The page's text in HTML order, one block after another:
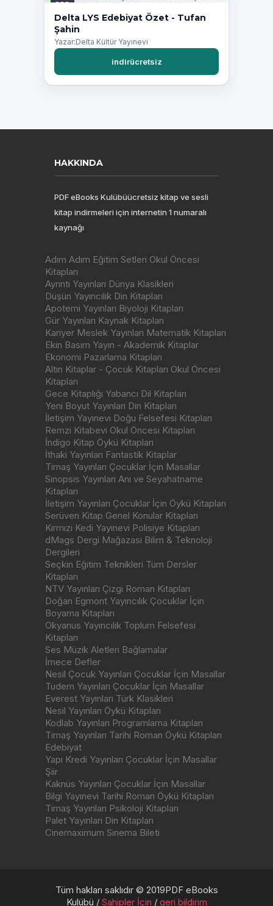
PDF
Delta LYS Edebiyat Özet - Tufan
Şahin
Yazar:Delta Kültür Yayınevi
indirücretsiz
HAKKINDA
PDF eBooks Kulübüücretsiz kitap ve sesli
kitap indirmeleri için internetin 1 numaralı
kaynağı
Adım Adım Eğitim Setleri Okul Öncesi
Kitapları
Ayrıntı Yayınları Dünya Klasikleri
Düşün Yayıncılık Din Kitapları
Apotemi Yayınları Biyoloji Kitapları
Gür Yayınları Kaynak Kitapları
Kariyer Meslek Yayınları Matematik Kitapları
Ekin Basım Yayın - Akademik Kitaplar
Ekonomi Pazarlama Kitapları
Altın Kitaplar - Çocuk Kitapları Okul Öncesi
Kitapları
Gece Kitaplığı Yabancı Dil Kitapları
Yeni Boyut Yayınları Din Kitapları
İletişim Yayınevi Doğu Felsefesi Kitapları
Remzi Kitabevi Okul Öncesi Kitapları
İndigo Kitap Öykü Kitapları
İthaki Yayınları Fantastik Kitaplar
Timaş Yayınları Çocuklar İçin Masallar
Sinopsis Yayınları Anı ve Seyahatname
Kitapları
İletişim Yayınları Çocuklar İçin Öykü Kitapları
Serüven Kitap Genel Konular Kitapları
Kırmızı Kedi Yayınevi Polisiye Kitapları
dMags Dergi Mağazası Bilim & Teknoloji
Dergileri
Seçkin Eğitim Teknikleri Tüm Dersler
Kitapları
NTV Yayınları Çizgi Roman Kitapları
Doğan Egmont Yayıncılık Çocuklar İçin
Boyama Kitapları
Okyanus Yayıncılık Toplum Felsefesi
Kitapları
Ses Müzik Aletleri Bağlamalar
İmece Defler
Nesil Çocuk Yayınları Çocuklar İçin Masallar
Tudem Yayınları Çocuklar İçin Masallar
Everest Yayınları Türk Klasikleri
Nesil Yayınları Öykü Kitapları
Kodlab Yayınları Programlama Kitapları
Timaş Yayınları Tarihi Roman Öykü Kitapları
Edebiyat
Yapı Kredi Yayınları Çocuklar İçin Masallar
Şiir
Kaknüs Yayınları Çocuklar İçin Masallar
Bilgi Yayınevi Tarihi Roman Öykü Kitapları
Timaş Yayınları Psikoloji Kitapları
Palet Yayınları Din Kitapları
Cinemaximum Sinema Bileti
Tüm hakları saklıdır © 2019PDF eBooks
Kulübü / Sahipler İçin / geri bildirim